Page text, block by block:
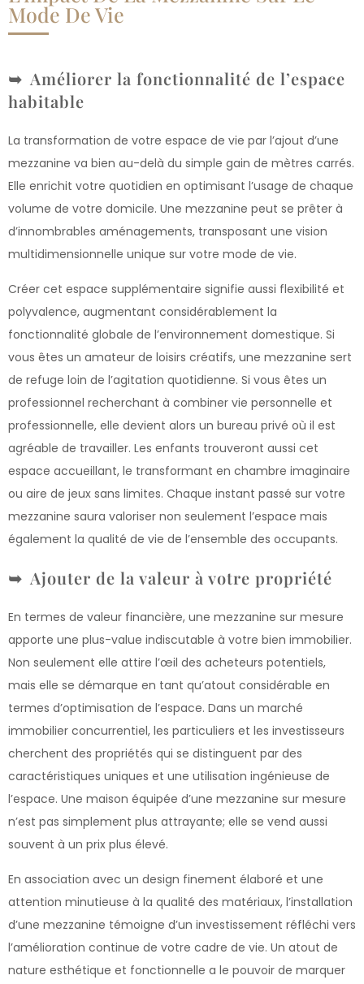
Mode De Vie
Améliorer la fonctionnalité de l’espace
habitable
La transformation de votre espace de vie par l’ajout d’une
mezzanine va bien au-delà du simple gain de mètres carrés.
Elle enrichit votre quotidien en optimisant l’usage de chaque
volume de votre domicile. Une mezzanine peut se prêter à
d’innombrables aménagements, transposant une vision
multidimensionnelle unique sur votre mode de vie.
Créer cet espace supplémentaire signifie aussi flexibilité et
polyvalence, augmentant considérablement la
fonctionnalité globale de l’environnement domestique. Si
vous êtes un amateur de loisirs créatifs, une mezzanine sert
de refuge loin de l’agitation quotidienne. Si vous êtes un
professionnel recherchant à combiner vie personnelle et
professionnelle, elle devient alors un bureau privé où il est
agréable de travailler. Les enfants trouveront aussi cet
espace accueillant, le transformant en chambre imaginaire
ou aire de jeux sans limites. Chaque instant passé sur votre
mezzanine saura valoriser non seulement l’espace mais
également la qualité de vie de l’ensemble des occupants.
Ajouter de la valeur à votre propriété
En termes de valeur financière, une mezzanine sur mesure
apporte une plus-value indiscutable à votre bien immobilier.
Non seulement elle attire l’œil des acheteurs potentiels,
mais elle se démarque en tant qu’atout considérable en
termes d’optimisation de l’espace. Dans un marché
immobilier concurrentiel, les particuliers et les investisseurs
cherchent des propriétés qui se distinguent par des
caractéristiques uniques et une utilisation ingénieuse de
l’espace. Une maison équipée d’une mezzanine sur mesure
n’est pas simplement plus attrayante; elle se vend aussi
souvent à un prix plus élevé.
En association avec un design finement élaboré et une
attention minutieuse à la qualité des matériaux, l’installation
d’une mezzanine témoigne d’un investissement réfléchi vers
l’amélioration continue de votre cadre de vie. Un atout de
nature esthétique et fonctionnelle a le pouvoir de marquer